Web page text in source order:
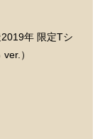
年 限定Tシ
）